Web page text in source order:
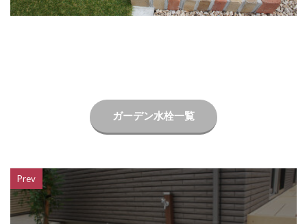
ガーデン水栓一覧
Prev
LIXIL プラスG
LIXIL プレスタフェンス
LIXIL 横型ポストP-1型
LIXIL 樹ら楽ステージ
LIXIL 機能門柱FS
LIXIL 機能門柱FW
LIXIL 門柱灯
LIXIL 開き門扉AB
OnlyOne アートモザイクスクエア
OnlyOne ヴァリオネオ